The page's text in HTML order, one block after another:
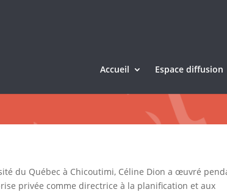
Accueil Espace diffusion
du Québec à Chicoutimi, Céline Dion a œuvré
privée comme directrice à la planification et aux